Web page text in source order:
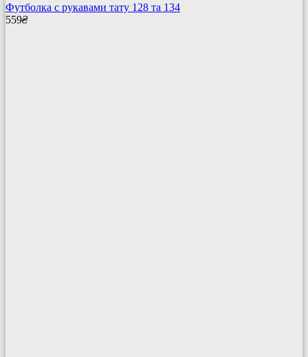
Футболка с рукавами тату 128 та 134
559₴